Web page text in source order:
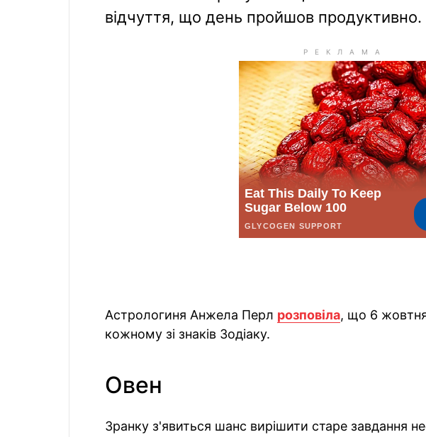
відчуття, що день пройшов продуктивно.
Астрологиня Анжела Перл розповіла, що 6
кожному зі знаків Зодіаку.
Овен
Зранку з'явиться шанс вирішити старе завдання